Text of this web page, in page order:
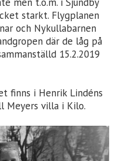
starkt. Flygplanen
och Nykullabarnen
där de låg på
15.2.2019
finns i Henrik Lindéns
Meyers villa i Kilo.